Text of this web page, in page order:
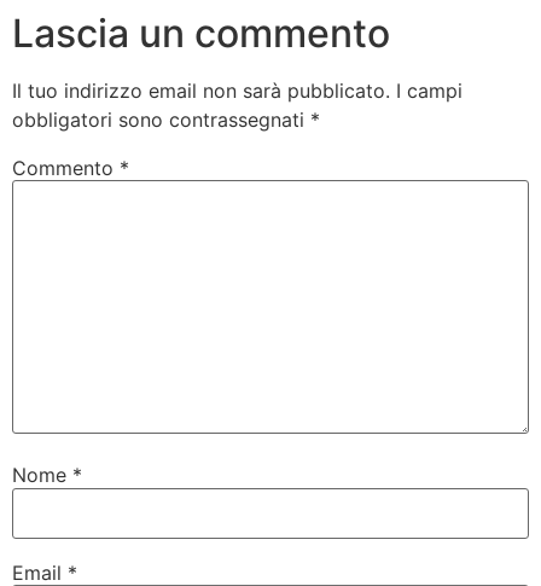
Lascia un commento
Il tuo indirizzo email non sarà pubblicato. I campi
obbligatori sono contrassegnati *
Commento *
Nome *
Email *